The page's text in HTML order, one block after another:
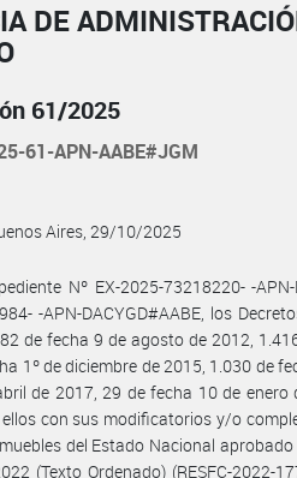
DE
61/2025
61-APN-AABE#JGM
Aires, 29/10/2025
Nº EX-2025-73218220- -
-APN-DACYGD#AABE, los
de fecha 9 de agosto de 2012,
1º de diciembre de 2015, 1.030 de
de 2017, 29 de fecha 10 de
con sus modificatorios y/o
del Estado Nacional
(Texto Ordenado) (RESFC-2022-